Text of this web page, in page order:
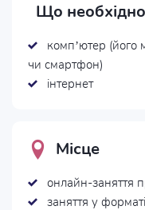
Що
комп’ютер (його
чи смартфон)
інтернет
Місце
онлайн-заняття
заняття у